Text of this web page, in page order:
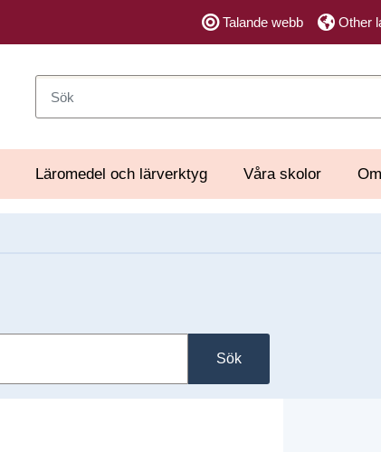
Talande webb Other
Läromedel och lärverktyg Våra skolor
Sök